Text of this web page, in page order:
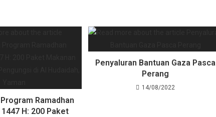
Ramadhan
H: 200 Paket
Penyaluran Bantuan Gaza Pasca
Perang
14/08/2022